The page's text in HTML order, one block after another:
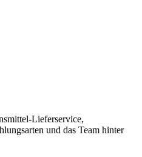
Lieferservice,
und das Team hinter